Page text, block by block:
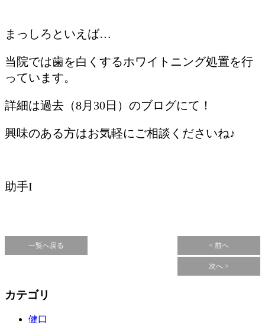
まっしろといえば…
当院では歯を白くするホワイトニング処置を行
っています。
詳細は過去（8月30日）のブログにて！
興味のある方はお気軽にご相談くださいね♪
助手I
一覧へ戻る < 前へ
次へ >
カテゴリ
健口